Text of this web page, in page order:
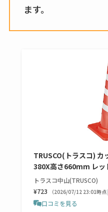
ます。
TRUSCO(トラスコ) カ
380X高さ660mm レッ
トラスコ中山(TRUSCO)
¥723
（2026/07/12 23:01時点
口コミを見る